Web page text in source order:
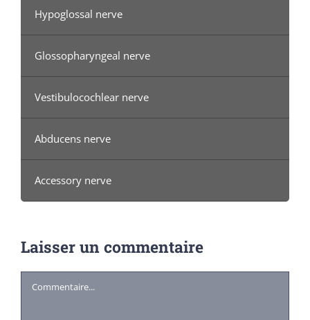
Hypoglossal nerve
Glossopharyngeal nerve
Vestibulocochlear nerve
Abducens nerve
Accessory nerve
Laisser un commentaire
Commentaire